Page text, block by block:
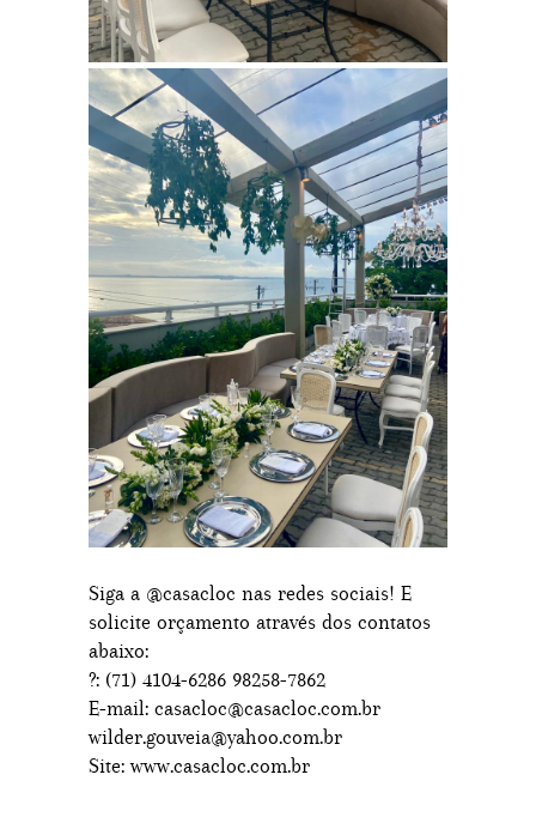
Siga a @casacloc nas redes sociais! E
solicite orçamento através dos contatos
abaixo:
?: (71) 4104-6286 98258-7862
E-mail: casacloc@casacloc.com.br
wilder.gouveia@yahoo.com.br
Site: www.casacloc.com.br